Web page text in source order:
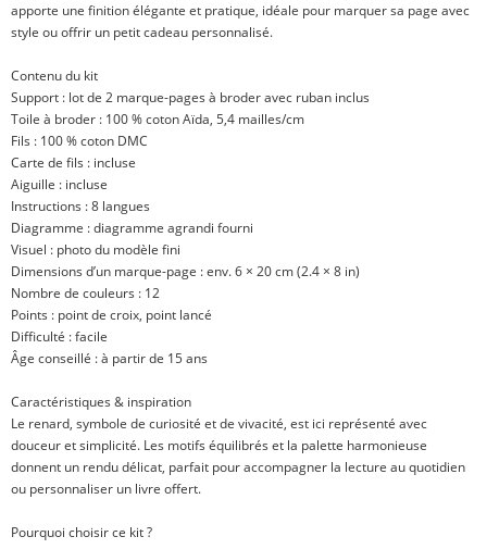
apporte une finition élégante et pratique, idéale pour marquer sa page avec
style ou offrir un petit cadeau personnalisé.
Contenu du kit
Support : lot de 2 marque-pages à broder avec ruban inclus
Toile à broder : 100 % coton Aïda, 5,4 mailles/cm
Fils : 100 % coton DMC
Carte de fils : incluse
Aiguille : incluse
Instructions : 8 langues
Diagramme : diagramme agrandi fourni
Visuel : photo du modèle fini
Dimensions d’un marque-page : env. 6 × 20 cm (2.4 × 8 in)
Nombre de couleurs : 12
Points : point de croix, point lancé
Difficulté : facile
Âge conseillé : à partir de 15 ans
Caractéristiques & inspiration
Le renard, symbole de curiosité et de vivacité, est ici représenté avec
douceur et simplicité. Les motifs équilibrés et la palette harmonieuse
donnent un rendu délicat, parfait pour accompagner la lecture au quotidien
ou personnaliser un livre offert.
Pourquoi choisir ce kit ?